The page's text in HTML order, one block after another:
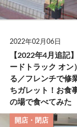
2022年02月06日
【2022年4月追記
ードトラック オン
る／フレンチで修
ちガレット！お食
の場で食べてみた
開店・閉店